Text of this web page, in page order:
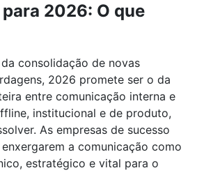
2026: O que
consolidação de novas
2026 promete ser o da
entre comunicação interna e
institucional e de produto,
As empresas de sucesso
a comunicação como
estratégico e vital para o